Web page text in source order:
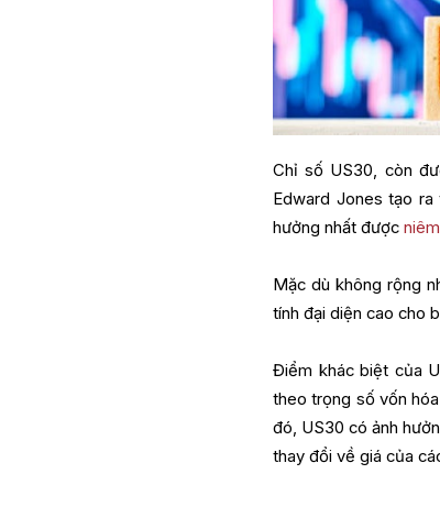
Chỉ số US30, còn
Edward Jones tạo
hưởng nhất được
Mặc dù không rộng
tính đại diện cao cho
Điểm khác biệt của
theo trọng số vốn
đó, US30 có ảnh
thay đổi về giá của